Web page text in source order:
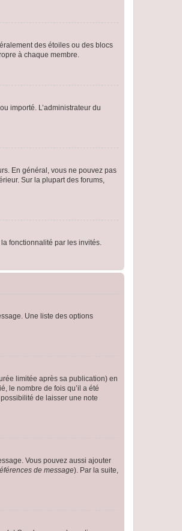
des étoiles ou des blocs
à chaque membre.
importé. L’administrateur du
En général, vous ne pouvez pas
Sur la plupart des forums,
fonctionnalité par les invités.
Une liste des options
limitée après sa publication) en
le nombre de fois qu’il a été
de laisser une note
Vous pouvez aussi ajouter
de message). Par la suite,